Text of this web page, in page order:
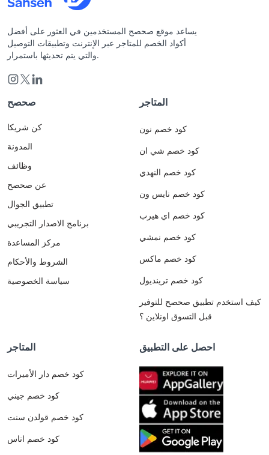
يساعد موقع صحصح المستخدمين في العثور على أفضل
أكواد الخصم للمتاجر عبر الإنترنت وتطبيقات التوصيل
والتي يتم تحديثها باستمرار.
صحصح
كن شريكا
المدونة
وظائف
عن صحصح
تطبيق الجوال
برنامج الاصدار التجريبي
مركز المساعدة
الشروط والأحكام
سياسة الخصوصية
المتاجر
كود خصم نون
كود خصم شي ان
كود خصم النهدي
كود خصم نايس ون
كود خصم اي هيرب
كود خصم نمشي
كود خصم ماكس
كود خصم ترينديول
كيف استخدم تطبيق صحصح للتوفير
قبل التسوق اونلاين ؟
المتاجر
كود خصم دار الأميرات
كود خصم جيني
كود خصم قولدن سنت
كود خصم اناس
احصل على التطبيق